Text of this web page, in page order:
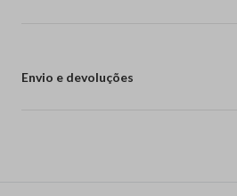
Envio e devoluções